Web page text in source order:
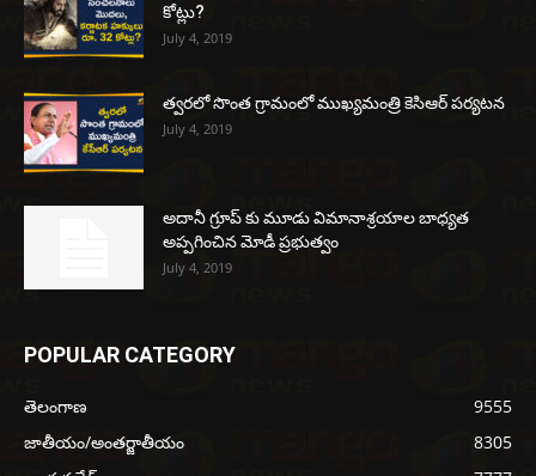
కోట్లు?
July 4, 2019
త్వరలో సొంత గ్రామంలో ముఖ్యమంత్రి కెసిఆర్ పర్యటన
July 4, 2019
అదానీ గ్రూప్ కు మూడు విమానాశ్రయాల బాధ్యత
అప్పగించిన మోడీ ప్రభుత్వం
July 4, 2019
POPULAR CATEGORY
తెలంగాణ
9555
జాతీయం/అంతర్జాతీయం
8305